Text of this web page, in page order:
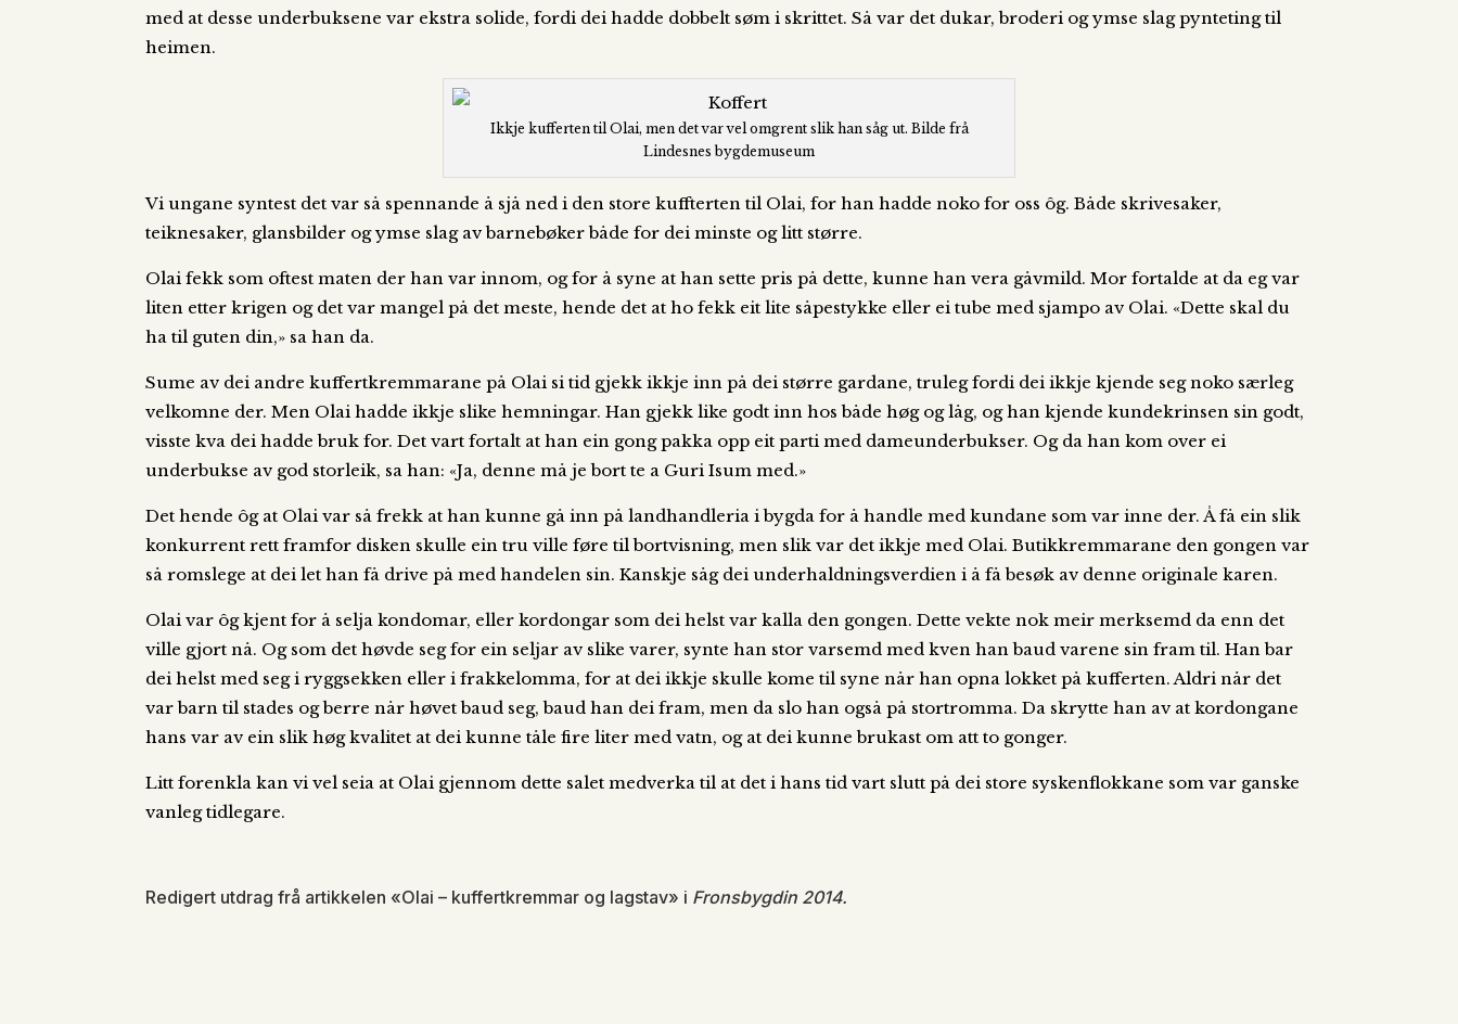
med at desse underbuksene var ekstra solide, fordi dei hadde dobbelt søm i skrittet. Så var det dukar, broderi og ymse slag pynteting til
heimen.
Ikkje kufferten til Olai, men det var vel omgrent slik han såg ut. Bilde frå
Lindesnes bygdemuseum
Vi ungane syntest det var så spennande å sjå ned i den store kuffterten til Olai, for han hadde noko for oss ôg. Både skrivesaker,
teiknesaker, glansbilder og ymse slag av barnebøker både for dei minste og litt større.
Olai fekk som oftest maten der han var innom, og for å syne at han sette pris på dette, kunne han vera gåvmild. Mor fortalde at da eg var
liten etter krigen og det var mangel på det meste, hende det at ho fekk eit lite såpestykke eller ei tube med sjampo av Olai. «Dette skal du
ha til guten din,» sa han da.
Sume av dei andre kuffertkremmarane på Olai si tid gjekk ikkje inn på dei større gardane, truleg fordi dei ikkje kjende seg noko særleg
velkomne der. Men Olai hadde ikkje slike hemningar. Han gjekk like godt inn hos både høg og låg, og han kjende kundekrinsen sin godt,
visste kva dei hadde bruk for. Det vart fortalt at han ein gong pakka opp eit parti med dameunderbukser. Og da han kom over ei
underbukse av god storleik, sa han: «Ja, denne må je bort te a Guri Isum med.»
Det hende ôg at Olai var så frekk at han kunne gå inn på landhandleria i bygda for å handle med kundane som var inne der. Å få ein slik
konkurrent rett framfor disken skulle ein tru ville føre til bortvisning, men slik var det ikkje med Olai. Butikkremmarane den gongen var
så romslege at dei let han få drive på med handelen sin. Kanskje såg dei underhaldningsverdien i å få besøk av denne originale karen.
Olai var ôg kjent for å selja kondomar, eller kordongar som dei helst var kalla den gongen. Dette vekte nok meir merksemd da enn det
ville gjort nå. Og som det høvde seg for ein seljar av slike varer, synte han stor varsemd med kven han baud varene sin fram til. Han bar
dei helst med seg i ryggsekken eller i frakkelomma, for at dei ikkje skulle kome til syne når han opna lokket på kufferten. Aldri når det
var barn til stades og berre når høvet baud seg, baud han dei fram, men da slo han også på stortromma. Da skrytte han av at kordongane
hans var av ein slik høg kvalitet at dei kunne tåle fire liter med vatn, og at dei kunne brukast om att to gonger.
Litt forenkla kan vi vel seia at Olai gjennom dette salet medverka til at det i hans tid vart slutt på dei store syskenflokkane som var ganske
vanleg tidlegare.
Redigert utdrag frå artikkelen «Olai – kuffertkremmar og lagstav» i Fronsbygdin 2014.